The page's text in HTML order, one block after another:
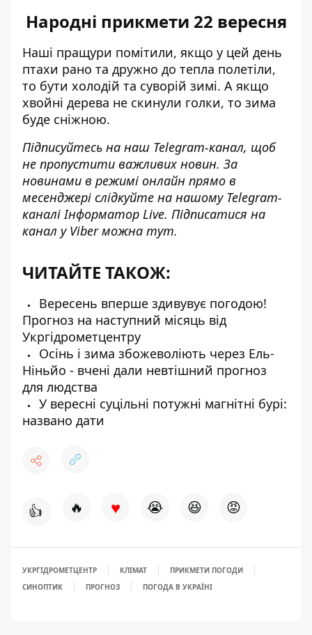
Народні прикмети 22 вересня
Наші пращури помітили, якщо у цей день
птахи рано та дружно до тепла полетіли,
то бути холодій та суворій зимі. А якщо
хвойні дерева не скинули голки, то зима
буде сніжною.
Підписуйтесь на наш Telegram-канал, щоб
не пропустити важливих новин. За
новинами в режимі онлайн прямо в
месенджері слідкуйте на нашому Telegram-
каналіІнформатор Live. Підписатися на
канал у Viber можна тут.
ЧИТАЙТЕ ТАКОЖ:
Вересень вперше здивувує погодою!
Прогноз на наступний місяць від
Укргідрометцентру
Осінь і зима збожеволіють через Ель-
Ніньйо - вчені дали невтішний прогноз
для людства
У вересні суцільні потужні магнітні бурі:
названо дати
👍 🔥 ♥ 😭 😆 😡
УКРГІДРОМЕТЦЕНТР КЛІМАТ
ПРИКМЕТИ ПОГОДИ
СИНОПТИК
ПРОГНОЗ ПОГОДА В УКРАЇНІ